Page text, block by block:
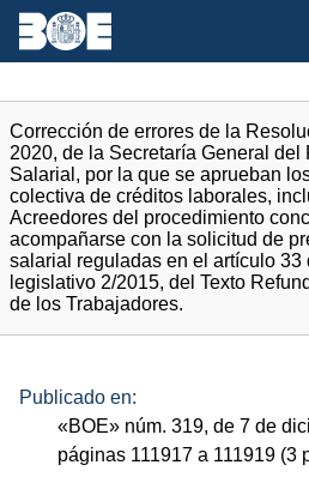
Corrección de errores de la
2020, de la Secretaría General del
Salarial, por la que se aprueban
colectiva de créditos laborales,
Acreedores del procedimiento
acompañarse con la solicitud de
salarial reguladas en el artículo 33
legislativo 2/2015, del Texto
de los Trabajadores.
Publicado en:
«BOE» núm. 319, de 7 de
páginas 111917 a 111919 (3